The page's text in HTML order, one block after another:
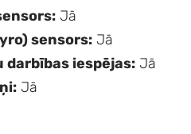
Jā
sensors: Jā
iespējas: Jā
Jā